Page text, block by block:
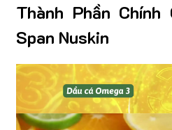
Thành Phần Chính
Span Nuskin